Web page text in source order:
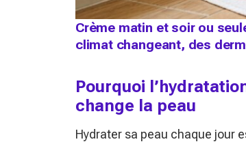
Crème matin et soir ou
climat changeant, des
Pourquoi
change la peau
Hydrater sa peau chaque jour